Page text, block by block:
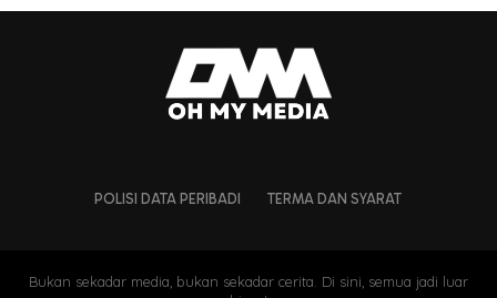
POLISI DATA PERIBADI TERMA DAN SYARAT
Bukan sekadar media, bukan sekadar cerita. Di sini, semua jadi luar